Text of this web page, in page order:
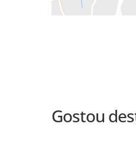
Gostou